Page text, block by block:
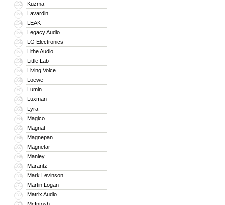
152 Kuzma
153 Lavardin
154 LEAK
155 Legacy Audio
156 LG Electronics
157 Lithe Audio
158 Little Lab
159 Living Voice
160 Loewe
161 Lumin
162 Luxman
163 Lyra
164 Magico
165 Magnat
166 Magnepan
167 Magnetar
168 Manley
169 Marantz
170 Mark Levinson
171 Martin Logan
172 Matrix Audio